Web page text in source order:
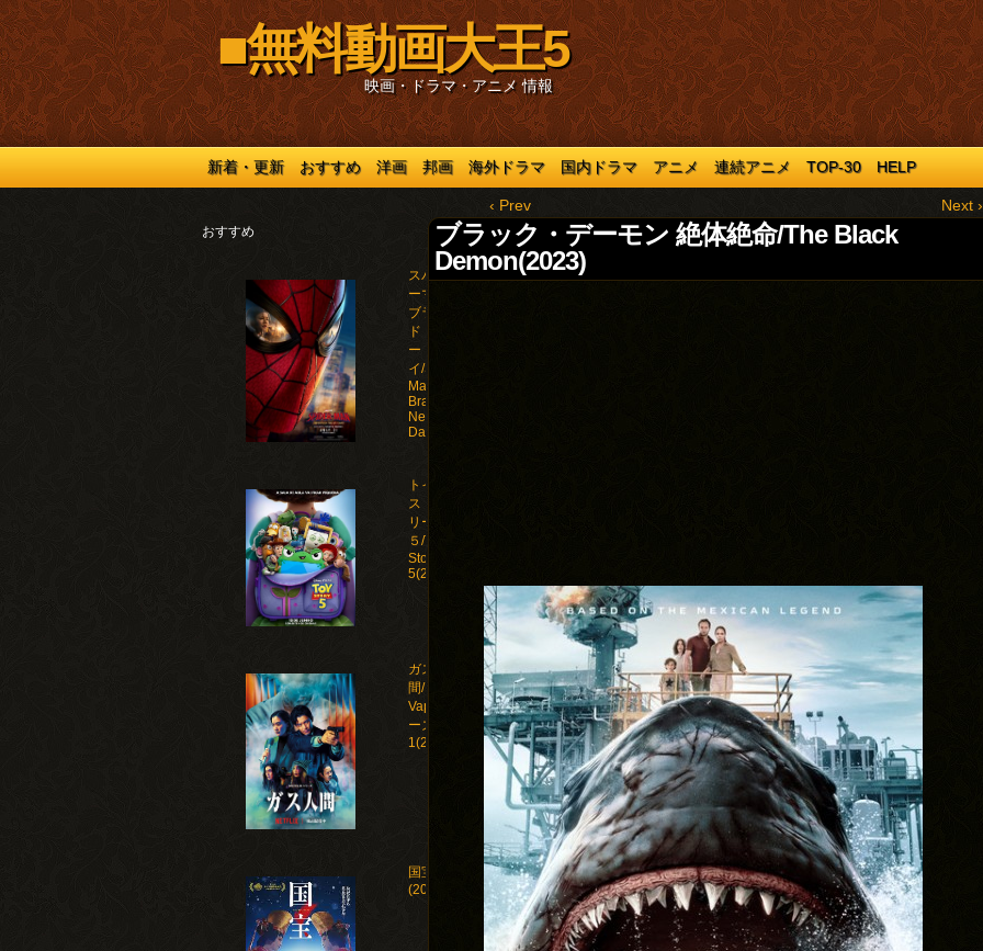
■無料動画大王5
映画・ドラマ・アニメ 情報
新着・更新 おすすめ 洋画 邦画 海外ドラマ 国内ドラマ アニメ 連続アニメ TOP-30 HELP
おすすめ
スパイダ
ーマン：
ブラン
ド・ニュ
ー・デ
イ/Spider-
Man:
Brand
New
Day(2026)
トイ・
ストー
リー
５/Toy
Story
5(2026)
ガス人
間/Human
Vapor シ
ーズン
1(2026)
国宝
(2025)
‹ Prev Next ›
ブラック・デーモン 絶体絶命/The Black
Demon(2023)